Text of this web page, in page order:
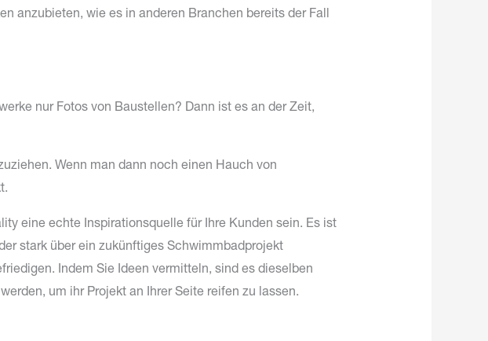
anzubieten, wie es in anderen Branchen bereits der Fall
nur Fotos von Baustellen? Dann ist es an der Zeit,
Wenn man dann noch einen Hauch von
eine echte Inspirationsquelle für Ihre Kunden sein. Es ist
stark über ein zukünftiges Schwimmbadprojekt
Indem Sie Ideen vermitteln, sind es dieselben
um ihr Projekt an Ihrer Seite reifen zu lassen.